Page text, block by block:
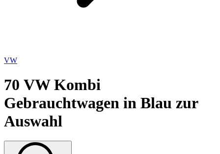
VW
70 VW Kombi
Gebrauchtwagen in Blau zur
Auswahl